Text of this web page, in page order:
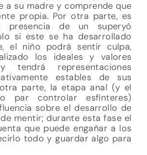
a su madre y comprende que
propia. Por otra parte, es
presencia de un superyó
si este se ha desarrollado
el niño podrá sentir culpa,
los ideales y valores
tendrá representaciones
estables de sus
parte, la etapa anal (y el
par controlar esfínteres)
sobre el desarrollo de
mentir; durante esta fase el
que puede engañar a los
todo y guardar algo para